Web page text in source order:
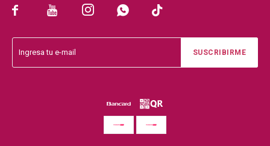
    
SUSCRIBIRME